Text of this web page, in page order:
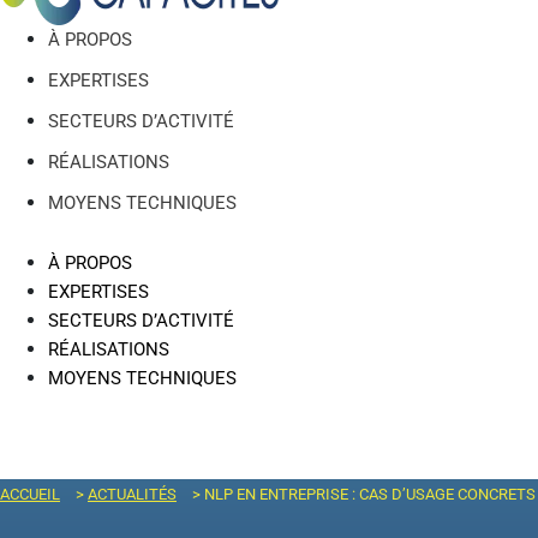
À PROPOS
EXPERTISES
SECTEURS D’ACTIVITÉ
RÉALISATIONS
MOYENS TECHNIQUES
À PROPOS
EXPERTISES
SECTEURS D’ACTIVITÉ
RÉALISATIONS
MOYENS TECHNIQUES
ACCUEIL > ACTUALITÉS > NLP EN ENTREPRISE : CAS D’USAGE